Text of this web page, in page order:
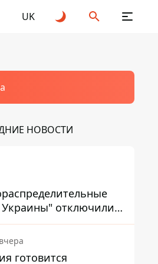
UK
НОВОСТИ
Украины" отключили
газ - что решил
готовится